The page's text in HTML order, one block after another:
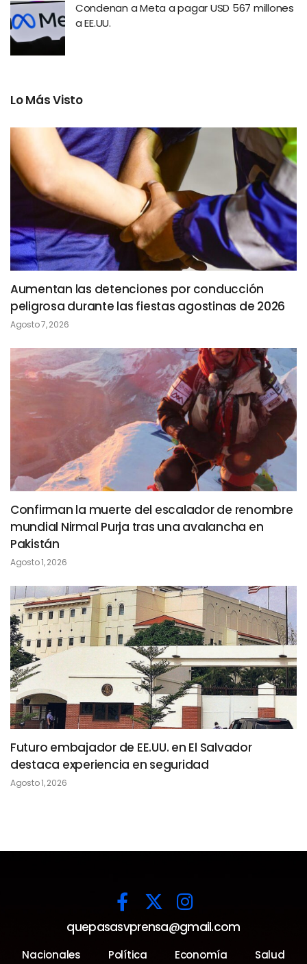
Condenan a Meta a pagar USD 567 millones
a EE.UU.
Lo Más Visto
Aumentan las detenciones por conducción
peligrosa durante las fiestas agostinas de 2026
Agosto 7, 2026
Confirman la muerte del escalador de renombre
mundial Nirmal Purja tras una avalancha en
Pakistán
Agosto 1, 2026
Futuro embajador de EE.UU. en El Salvador
destaca experiencia en seguridad
Agosto 1, 2026
quepasasvprensa@gmail.com
Nacionales Política Economía Salud